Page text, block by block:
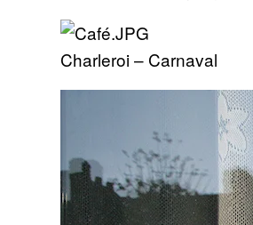
Charleroi – Carnaval